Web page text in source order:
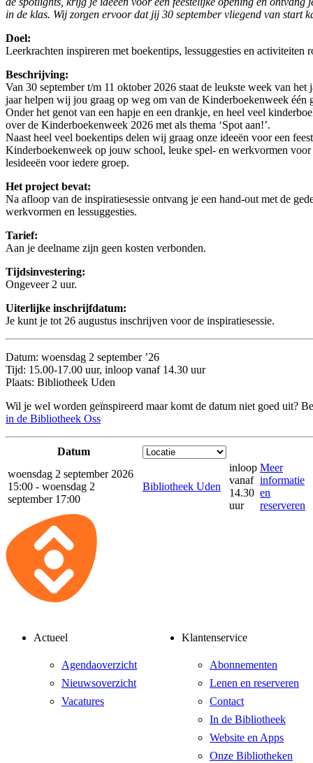
in de klas. Wij zorgen ervoor dat jij 30 september vliegend van start
Doel:
Leerkrachten inspireren met boekentips, lessuggesties en activiteiten
Beschrijving:
Van 30 september t/m 11 oktober 2026 staat de leukste week van
jaar helpen wij jou graag op weg om van de Kinderboekenweek één
Onder het genot van een hapje en een drankje, en heel veel
over de Kinderboekenweek 2026 met als thema ‘Spot aan!’.
Naast heel veel boekentips delen wij graag onze ideeën voor een
Kinderboekenweek op jouw school, leuke spel- en werkvormen
lesideeën voor iedere groep.
Het project bevat:
Na afloop van de inspiratiesessie ontvang je een hand-out met de
werkvormen en lessuggesties.
Tarief:
Aan je deelname zijn geen kosten verbonden.
Tijdsinvestering:
Ongeveer 2 uur.
Uiterlijke inschrijfdatum:
Je kunt je tot 26 augustus inschrijven voor de inspiratiesessie.
Datum: woensdag 2 september ’26
Tijd: 15.00-17.00 uur, inloop vanaf 14.30 uur
Plaats: Bibliotheek Uden
Wil je wel worden geïnspireerd maar komt de datum niet goed uit?
in de Bibliotheek Oss
Datum
woensdag 2 september 2026
15:00 - woensdag 2
september 17:00
Bibliotheek Uden
inloop
vanaf
14.30
uur
Meer
informatie
en
reserveren
Actueel
Agendaoverzicht
Nieuwsoverzicht
Vacatures
Klantenservice
Abonnementen
Lenen en reserveren
Contact
In de Bibliotheek
Website en Apps
Onze Bibliotheken